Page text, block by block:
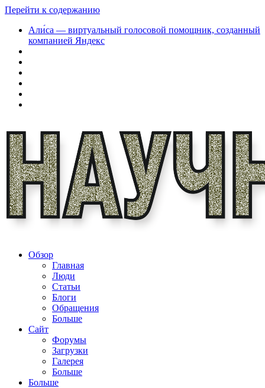
Перейти к содержанию
Али́са — виртуальный голосовой помощник, созданный
компанией Яндекс
Обзор
Главная
Люди
Статьи
Блоги
Обращения
Больше
Сайт
Форумы
Загрузки
Галерея
Больше
Больше